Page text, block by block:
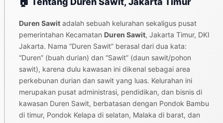
Duren Sawitadalah sebuah kelurahan sekaligus pusat
pemerintahan Kecamatan Duren Sawit, Jakarta Timur, DKI
Jakarta. Nama “Duren Sawit” berasal dari dua kata:
“Duren” (buah durian) dan “Sawit” (daun sawit/pohon
sawit), karena dulu kawasan ini dikenal sebagai area
perkebunan durian dan sawit yang luas. Kelurahan ini
merupakan pusat administrasi, pendidikan, dan bisnis di
kawasan Duren Sawit, berbatasan dengan Pondok Bambu
di timur, Pondok Kelapa di selatan, Malaka di barat, dan